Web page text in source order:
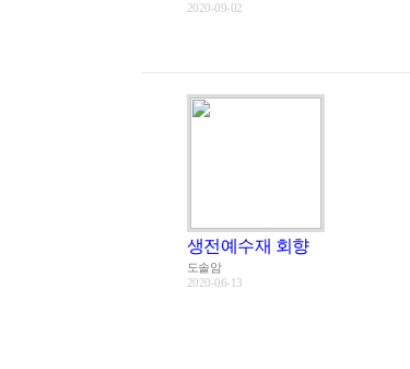
2020-09-02
생전예수재 회향
도솔암
2020-06-13